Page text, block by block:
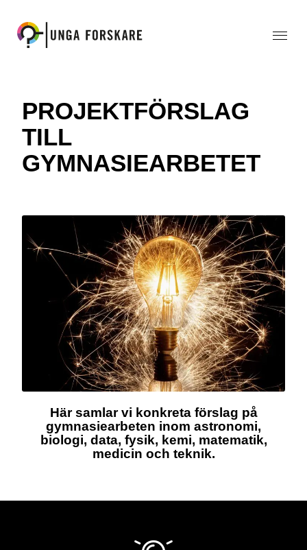
PROJEKTFÖRSLAG
TILL
GYMNASIEARBETET
Här samlar vi konkreta förslag på
gymnasiearbeten inom astronomi,
biologi, data, fysik, kemi, matematik,
medicin och teknik.